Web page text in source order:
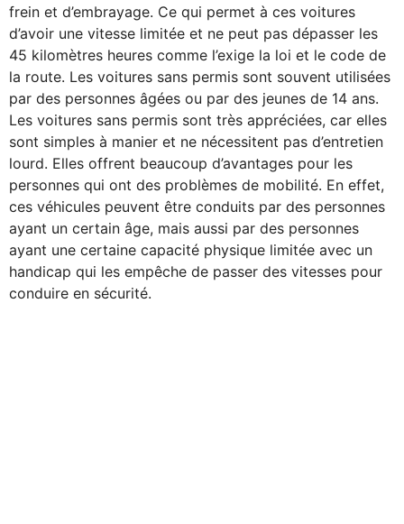
frein et d’embrayage. Ce qui permet à ces voitures
d’avoir une vitesse limitée et ne peut pas dépasser les
45 kilomètres heures comme l’exige la loi et le code de
la route. Les voitures sans permis sont souvent utilisées
par des personnes âgées ou par des jeunes de 14 ans.
Les voitures sans permis sont très appréciées, car elles
sont simples à manier et ne nécessitent pas d’entretien
lourd. Elles offrent beaucoup d’avantages pour les
personnes qui ont des problèmes de mobilité. En effet,
ces véhicules peuvent être conduits par des personnes
ayant un certain âge, mais aussi par des personnes
ayant une certaine capacité physique limitée avec un
handicap qui les empêche de passer des vitesses pour
conduire en sécurité.